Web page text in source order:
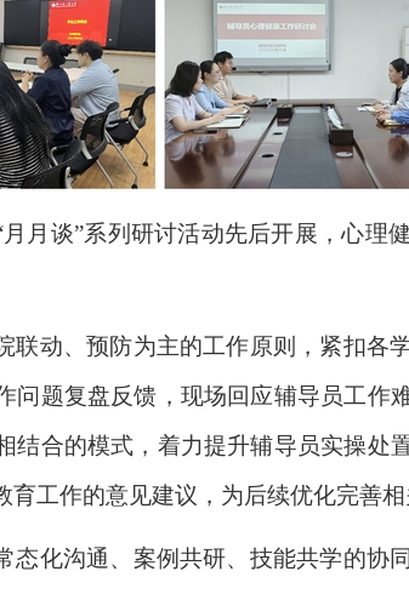
月月谈”系列研讨活动先后开展 ，心理
联动、预防为主的工作原则，紧扣各
问题复盘反馈，现场回应辅导员工
结合的模式，着力提升辅导员实操
工作的意见建议，为后续优化完善相
态化沟通、案例共研、技能共学的